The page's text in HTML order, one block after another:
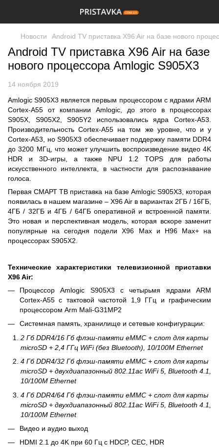
Новости Android TV приставка X96 Air на базе нового
Android TV приставка X96 Air на базе
нового процессора Amlogic S905X3
14 ноября 2019
Amlogic S905X3 является первым процессором с ядрами ARM
Cortex-A55 от компании Amlogic, до этого в процессорах
S905X, S905X2, S905Y2 использовались ядра Cortex-A53.
Производительность Cortex-A55 на том же уровне, что и у
Cortex-A53, но S905X3 обеспечивает поддержку памяти DDR4
до 3200 МГц, что может улучшить воспроизведение видео 4K
HDR и 3D-игры, а также NPU 1.2 TOPS для работы
искусственного интеллекта, в частности для распознавание
голоса.
Первая СМАРТ ТВ приставка на базе Amlogic S905X3, которая
появилась в нашем магазине – X96 Air в вариантах 2ГБ / 16ГБ,
4ГБ / 32ГБ и 4ГБ / 64ГБ оперативной и встроенной памяти.
Это новая и перспективная модель, которая вскоре заменит
популярные на сегодня подели X96 Max и H96 Max+ на
процессорах S905X2.
Технические характеристики телевизионной приставки
X96 Air:
Процессор Amlogic S905X3 с четырьмя ядрами ARM
Cortex-A55 с тактовой частотой 1,9 ГГц и графическим
процессором Arm Mali-G31MP2
Системная память, хранилище и сетевые конфигурации:
2 Гб DDR4/16 Гб флэш-памяти eMMC + слот для карты
microSD + 2,4 ГГц WiFi (без Bluetooth), 10/100M Ethernet
4 Гб DDR4/32 Гб флэш-памяти eMMC + слот для карты
microSD + двухдиапазонный 802.11ac WiFi 5, Bluetooth 4.1,
10/100M Ethernet
4 Гб DDR4/64 Гб флэш-памяти eMMC + слот для карты
microSD + двухдиапазонный 802.11ac WiFi 5, Bluetooth 4.1,
10/100M Ethernet
Видео и аудио выход
HDMI 2.1 до 4K при 60 Гц с HDCP, CEC, HDR